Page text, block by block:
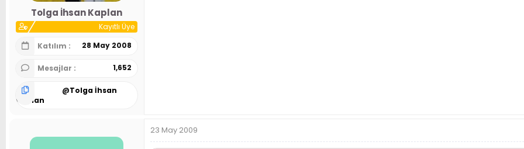
Tolga İhsan Kaplan
Kayıtlı Üye
Katılım
28 May 2008
Mesajlar 1,652
@Tolga İhsan
Kaplan
23 May 2009